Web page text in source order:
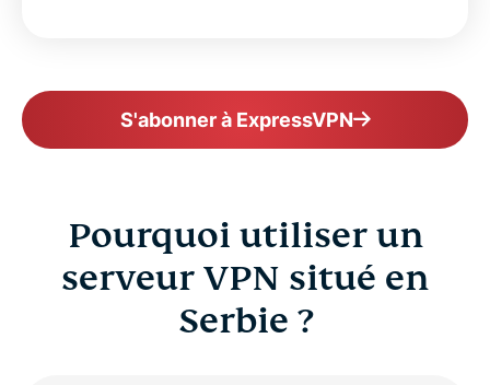
S'abonner à ExpressVPN
Pourquoi utiliser un
serveur VPN situé en
Serbie ?